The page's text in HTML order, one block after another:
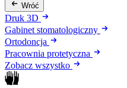
Wróć
Druk 3D
Gabinet stomatologiczny
Ortodoncja
Pracownia protetyczna
Zobacz wszystko